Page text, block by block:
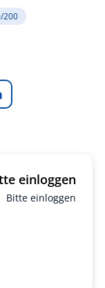
200
Bitte einloggen
einloggen